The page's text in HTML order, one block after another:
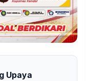
Upaya